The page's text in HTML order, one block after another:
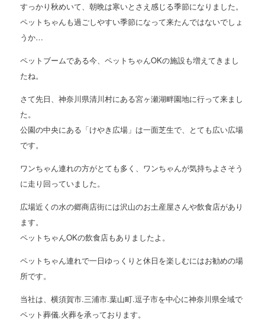
すっかり秋めいて、朝晩は寒いとさえ感じる季節になりました。
ペットちゃんも過ごしやすい季節になって来たんではないでしょ
うか…
ペットブームである今、ペットちゃんOKの施設も増えてきまし
たね。
さて先日、神奈川県清川村にある宮ヶ瀬湖畔園地に行って来まし
た。
公園の中央にある「けやき広場」は一面芝生で、とても広い広場
です。
ワンちゃん連れの方がとても多く、ワンちゃんが気持ちよさそう
に走り回っていました。
広場近くの水の郷商店街には沢山のお土産屋さんや飲食店があり
ます。
ペットちゃんOKの飲食店もありましたよ。
ペットちゃん連れで一日ゆっくりと休日を楽しむにはお勧めの場
所です。
当社は、横須賀市.三浦市.葉山町.逗子市を中心に神奈川県全域で
ペット葬儀.火葬を承っております。